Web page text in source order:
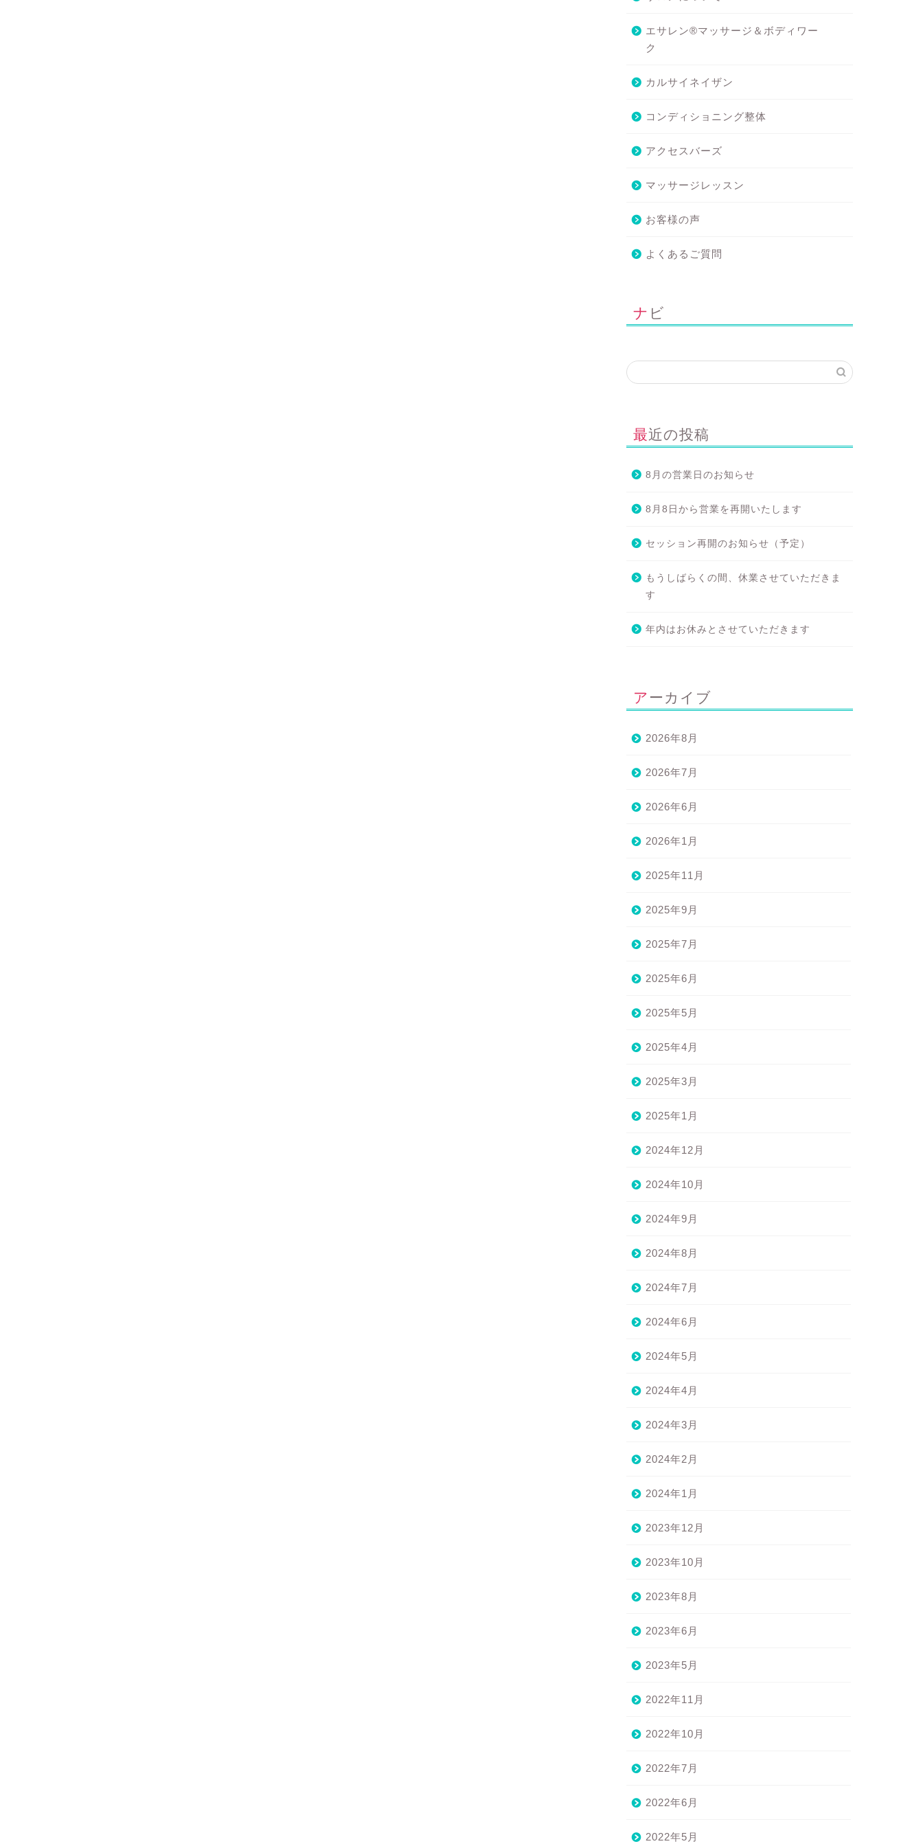
エサレン®マッサージ＆ボディワー
ク
カルサイネイザン
コンディショニング整体
アクセスバーズ
マッサージレッスン
お客様の声
よくあるご質問
ナビ
最近の投稿
8月の営業日のお知らせ
8月8日から営業を再開いたします
セッション再開のお知らせ（予定）
もうしばらくの間、休業させていただきま
す
年内はお休みとさせていただきます
アーカイブ
2026年8月
2026年7月
2026年6月
2026年1月
2025年11月
2025年9月
2025年7月
2025年6月
2025年5月
2025年4月
2025年3月
2025年1月
2024年12月
2024年10月
2024年9月
2024年8月
2024年7月
2024年6月
2024年5月
2024年4月
2024年3月
2024年2月
2024年1月
2023年12月
2023年10月
2023年8月
2023年6月
2023年5月
2022年11月
2022年10月
2022年7月
2022年6月
2022年5月